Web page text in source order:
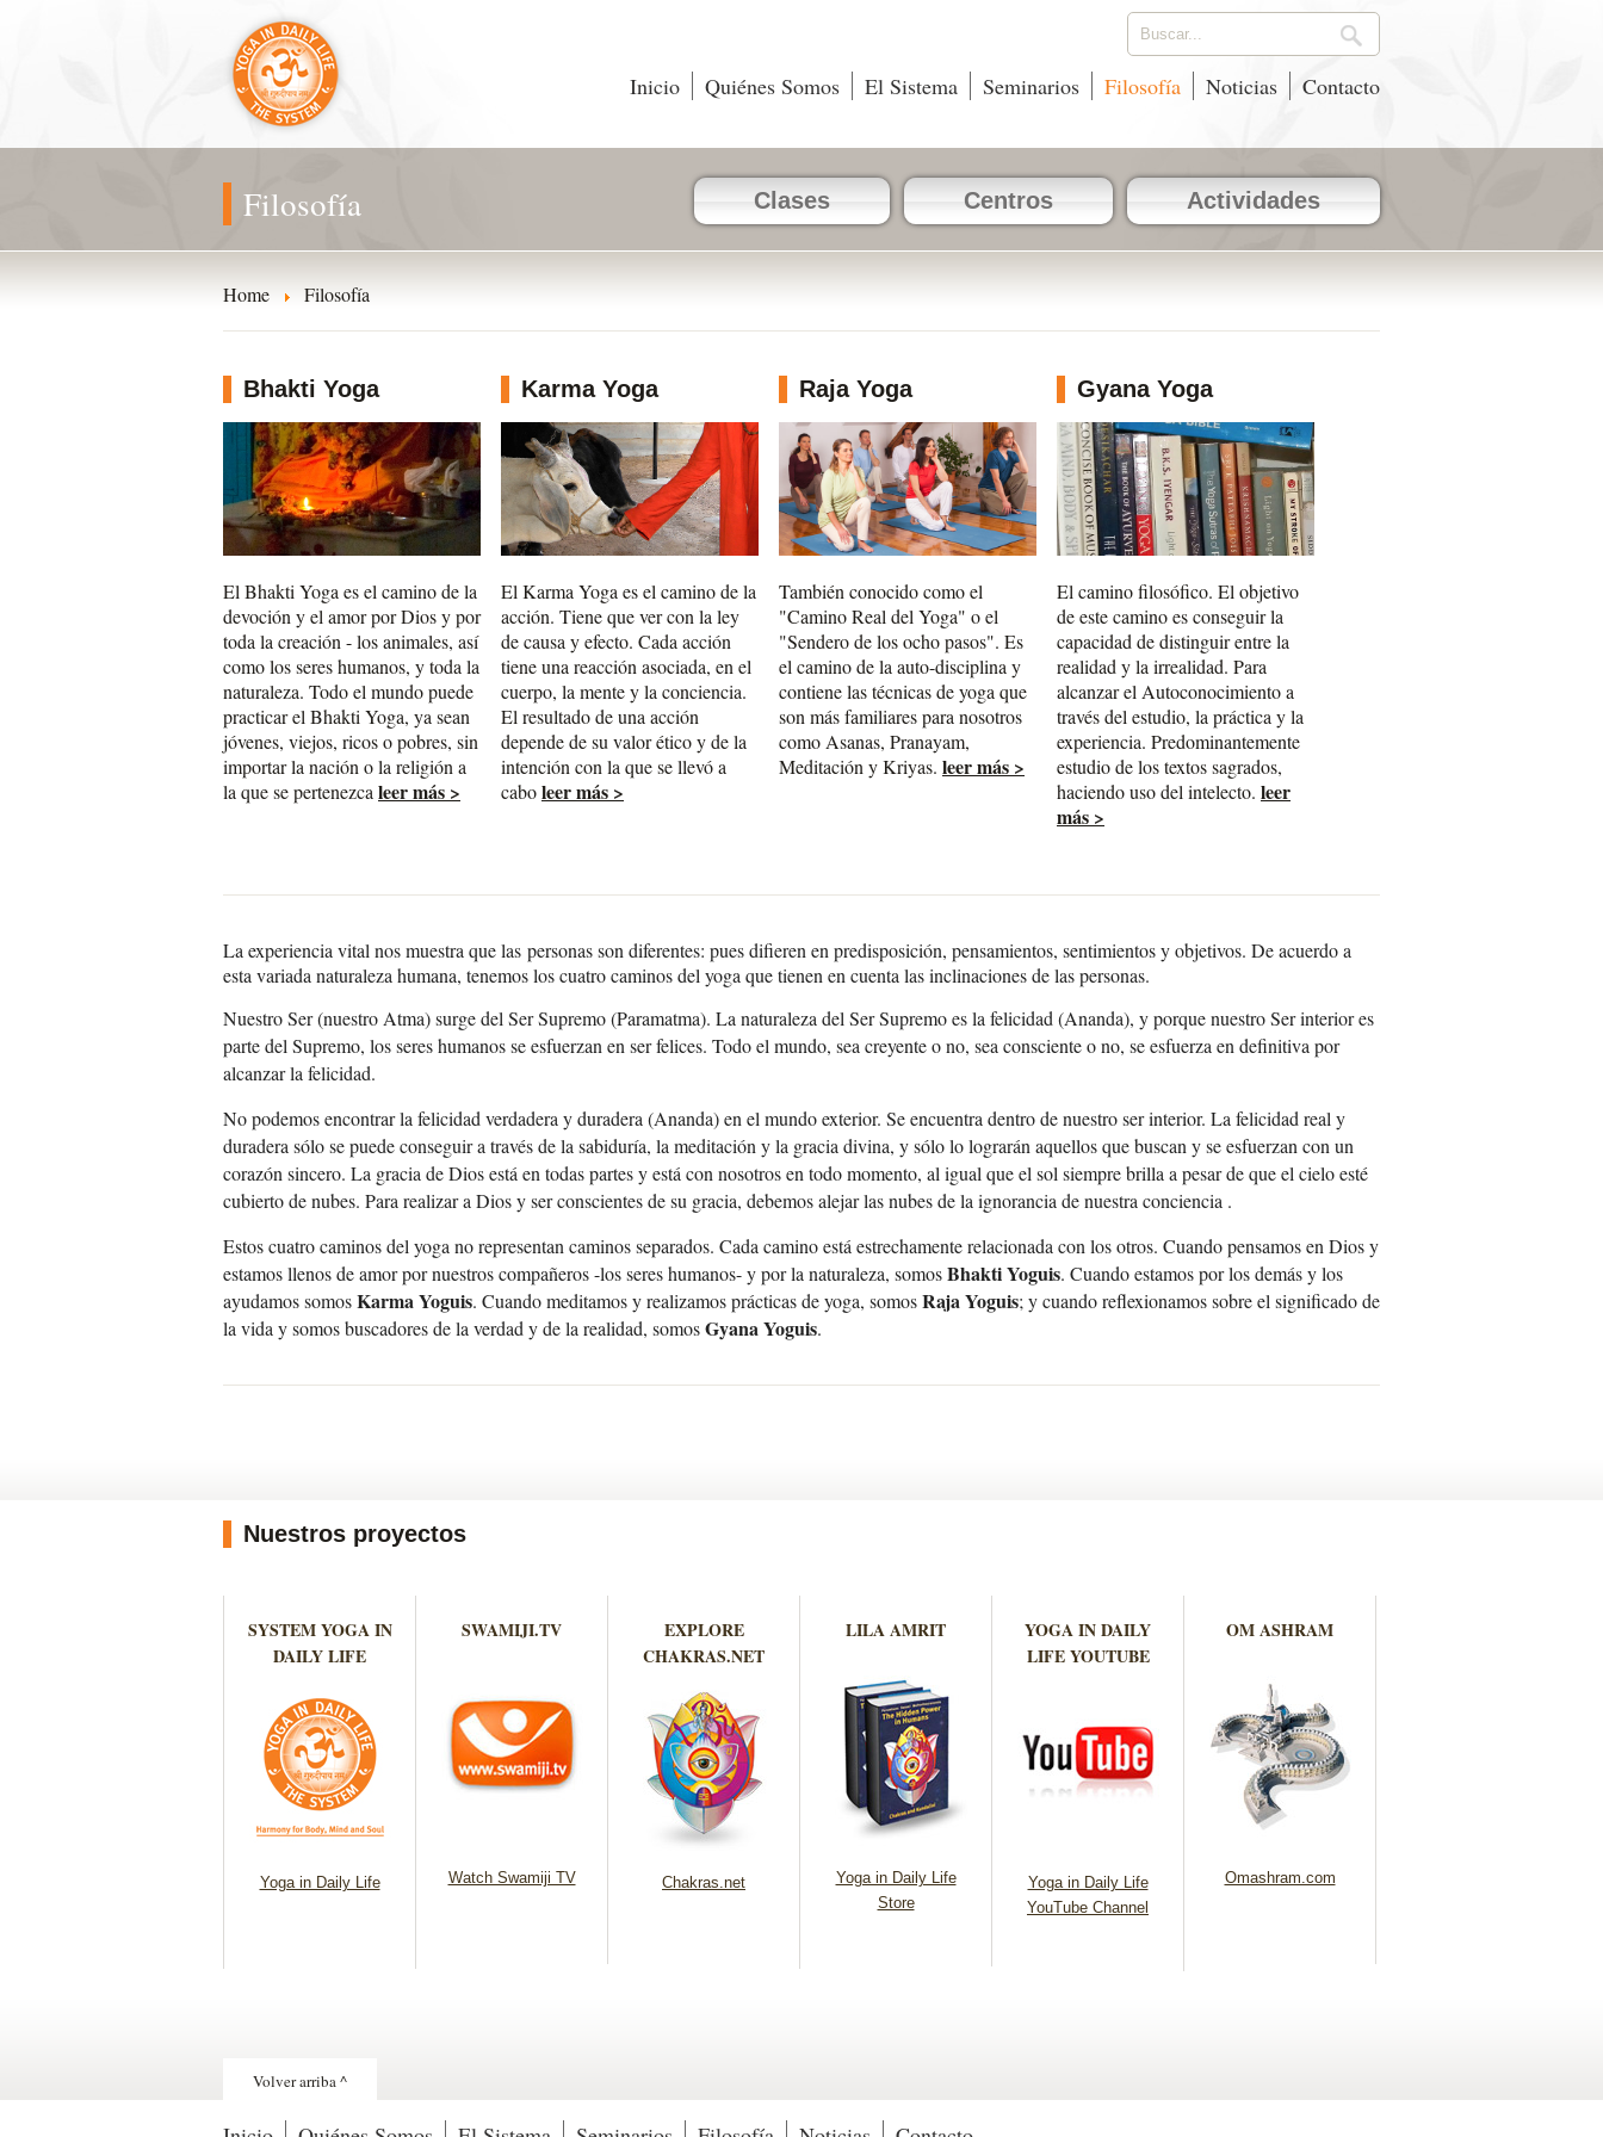
Inicio Quiénes Somos El Sistema Seminarios Filosofía Noticias Contacto
Filosofía Clases Centros Actividades
Home Filosofía
Bhakti Yoga
El Bhakti Yoga es el camino de la
devoción y el amor por Dios y por
toda la creación - los animales, así
como los seres humanos, y toda la
naturaleza. Todo el mundo puede
practicar el Bhakti Yoga, ya sean
jóvenes, viejos, ricos o pobres, sin
importar la nación o la religión a
la que se pertenezca leer más >
Karma Yoga
El Karma Yoga es el camino de la
acción. Tiene que ver con la ley
de causa y efecto. Cada acción
tiene una reacción asociada, en el
cuerpo, la mente y la conciencia.
El resultado de una acción
depende de su valor ético y de la
intención con la que se llevó a
caboleer más >
Raja Yoga
También conocido como el
"Camino Real del Yoga" o el
"Sendero de los ocho pasos". Es
el camino de la auto-disciplina y
contiene las técnicas de yoga que
son más familiares para nosotros
como Asanas, Pranayam,
Meditación y Kriyas. leer más >
Gyana Yoga
El camino filosófico. El objetivo
de este camino es conseguir la
capacidad de distinguir entre la
realidad y la irrealidad. Para
alcanzar el Autoconocimiento a
través del estudio, la práctica y la
experiencia. Predominantemente
estudio de los textos sagrados,
haciendo uso del intelecto. leer
más >
La experiencia vital nos muestra que las personas son diferentes: pues difieren en predisposición, pensamientos, sentimientos y objetivos. De acuerdo a
esta variada naturaleza humana, tenemos los cuatro caminos del yoga que tienen en cuenta las inclinaciones de las personas.
Nuestro Ser (nuestro Atma) surge del Ser Supremo (Paramatma). La naturaleza del Ser Supremo es la felicidad (Ananda), y porque nuestro Ser interior es
parte del Supremo, los seres humanos se esfuerzan en ser felices. Todo el mundo, sea creyente o no, sea consciente o no, se esfuerza en definitiva por
alcanzar la felicidad.
No podemos encontrar la felicidad verdadera y duradera (Ananda) en el mundo exterior. Se encuentra dentro de nuestro ser interior. La felicidad real y
duradera sólo se puede conseguir a través de la sabiduría, la meditación y la gracia divina, y sólo lo lograrán aquellos que buscan y se esfuerzan con un
corazón sincero. La gracia de Dios está en todas partes y está con nosotros en todo momento, al igual que el sol siempre brilla a pesar de que el cielo esté
cubierto de nubes. Para realizar a Dios y ser conscientes de su gracia, debemos alejar las nubes de la ignorancia de nuestra conciencia .
Estos cuatro caminos del yoga no representan caminos separados. Cada camino está estrechamente relacionada con los otros. Cuando pensamos en Dios y
estamos llenos de amor por nuestros compañeros -los seres humanos- y por la naturaleza, somosBhakti Yoguis. Cuando estamos por los demás y los
ayudamos somosKarma Yoguis. Cuando meditamos y realizamos prácticas de yoga, somosRaja Yoguis; y cuando reflexionamos sobre el significado de
la vida y somos buscadores de la verdad y de la realidad, somosGyana Yoguis.
Nuestros proyectos
SYSTEM YOGA IN
DAILY LIFE
Yoga in Daily Life
SWAMIJI.TV
Watch Swamiji TV
EXPLORE
CHAKRAS.NET
Chakras.net
LILA AMRIT
Yoga in Daily Life
Store
YOGA IN DAILY
LIFE YOUTUBE
Yoga in Daily Life
YouTube Channel
OM ASHRAM
Omashram.com
Volver arriba ^